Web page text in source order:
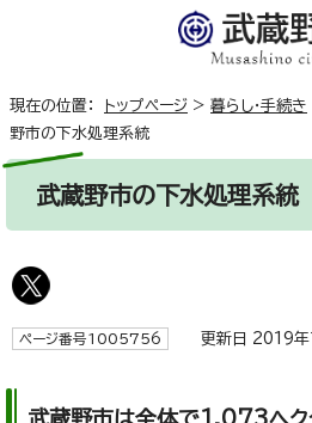
現在の位置： トップページ > 暮らし・手続き
野市の下水処理系統
武蔵野市の下水処理系統
ページ番号1005756 更新日 2019年
武蔵野市は全体で1,073ヘク